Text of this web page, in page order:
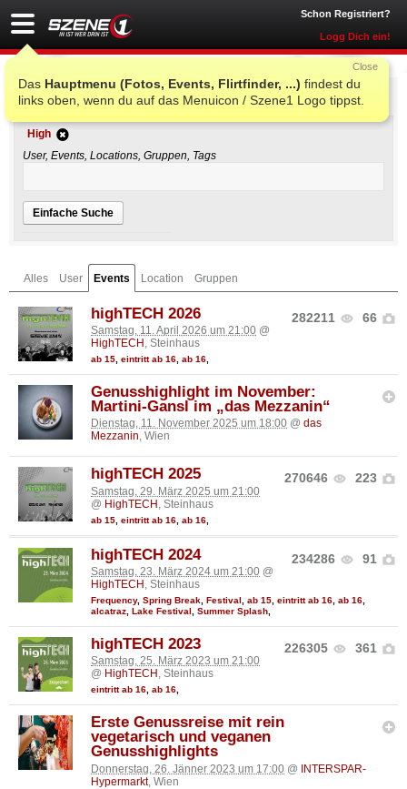
Schon Registriert?
Logg Dich ein!
Das Hauptmenu (Fotos, Events, Flirtfinder, ...) findest du
links oben, wenn du auf das Menuicon / Szene1 Logo tippst.
Close
Einfache Suche
High
User, Events, Locations, Gruppen, Tags
Einfache Suche
Alles User Events Location Gruppen
282211 66
highTECH 2026
Samstag, 11. April 2026 um 21:00 @
HighTECH, Steinhaus
ab 15 eintritt ab 16 ab 16
Genusshighlight im November:
Martini-Gansl im „das Mezzanin“
Dienstag, 11. November 2025 um 18:00 @ das
Mezzanin, Wien
270646 223
highTECH 2025
Samstag, 29. März 2025 um 21:00
@ HighTECH , Steinhaus
ab 15 eintritt ab 16 ab 16
234286 91
highTECH 2024
Samstag, 23. März 2024 um 21:00 @
HighTECH , Steinhaus
Frequency, Spring Break Festival ab 15 eintritt ab 16 ab 16
alcatraz Lake Festival Summer Splash
226305 361
highTECH 2023
Samstag, 25. März 2023 um 21:00
@ HighTECH , Steinhaus
eintritt ab 16, ab 16,
Erste Genussreise mit rein
vegetarisch und veganen
Genusshighlights
Donnerstag, 26. Jänner 2023 um 17:00 @ INTERSPAR-
Hypermarkt, Wien